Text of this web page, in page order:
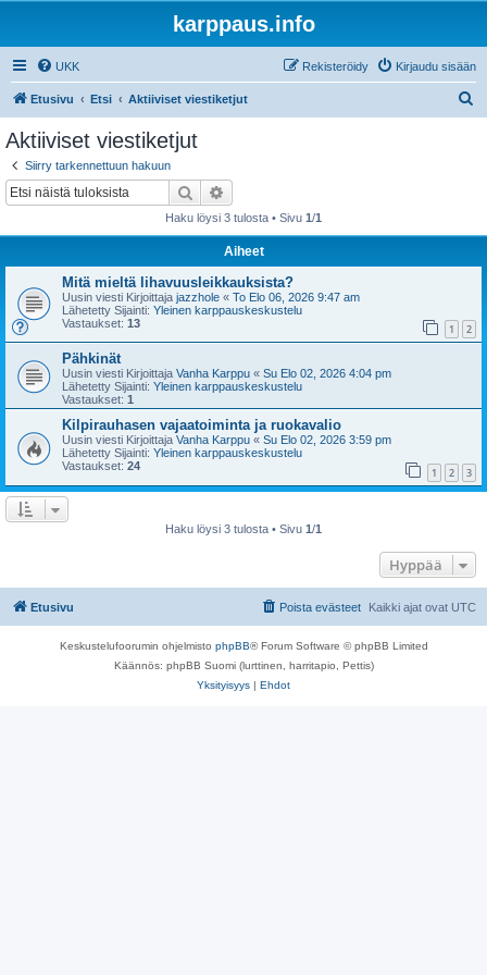
karppaus.info
UKK Kirjaudu sisään
Rekisteröidy
Etusivu Etsi Aktiiviset viestiketjut
Aktiiviset viestiketjut
Siirry tarkennettuun hakuun
Etsi
Haku löysi 3 tulosta • Sivu 1/1
Aiheet
Mitä mieltä lihavuusleikkauksista?
Uusin viesti Kirjoittaja jazzhole « To Elo 06, 2026 9:47 am
Lähetetty Sijainti: Yleinen karppauskeskustelu
Vastaukset: 13 1 2
Pähkinät
Uusin viesti Kirjoittaja Vanha Karppu « Su Elo 02, 2026 4:04 pm
Lähetetty Sijainti: Yleinen karppauskeskustelu
Vastaukset: 1
Kilpirauhasen vajaatoiminta ja ruokavalio
Uusin viesti Kirjoittaja Vanha Karppu « Su Elo 02, 2026 3:59 pm
Lähetetty Sijainti: Yleinen karppauskeskustelu
Vastaukset: 24 1 2 3
Haku löysi 3 tulosta • Sivu 1/1
Hyppää
Etusivu Kaikki ajat ovat UTC
Poista evästeet
Keskustelufoorumin ohjelmisto phpBB® Forum Software © phpBB Limited
Käännös: phpBB Suomi (lurttinen, harritapio, Pettis)
Yksityisyys | Ehdot